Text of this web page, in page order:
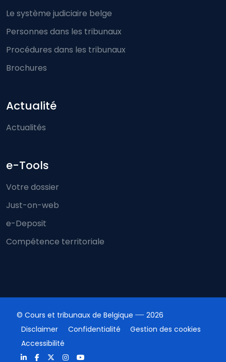
Le système judiciaire belge
Personnes dans les tribunaux
Procédures dans les tribunaux
Brochures
Actualité
Actualités
e-Tools
Votre dossier
Just-on-web
e-Deposit
Compétence territoriale
© Cours et tribunaux de Belgique
2026
Disclaimer
Confidentialité
Gestion des cookies
Accessibilité